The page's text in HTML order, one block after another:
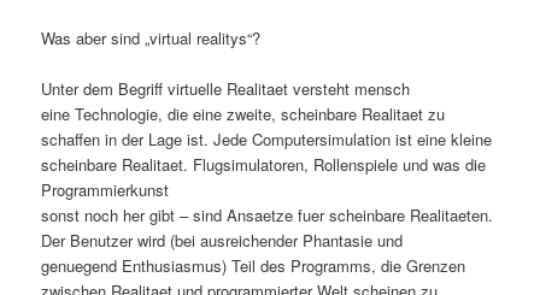
Was aber sind „virtual realitys“?
Unter dem Begriff virtuelle Realitaet versteht mensch
eine Technologie, die eine zweite, scheinbare Realitaet zu
schaffen in der Lage ist. Jede Computersimulation ist eine kleine
scheinbare Realitaet. Flugsimulatoren, Rollenspiele und was die
Programmierkunst
sonst noch her gibt – sind Ansaetze fuer scheinbare Realitaeten.
Der Benutzer wird (bei ausreichender Phantasie und
genuegend Enthusiasmus) Teil des Programms, die Grenzen